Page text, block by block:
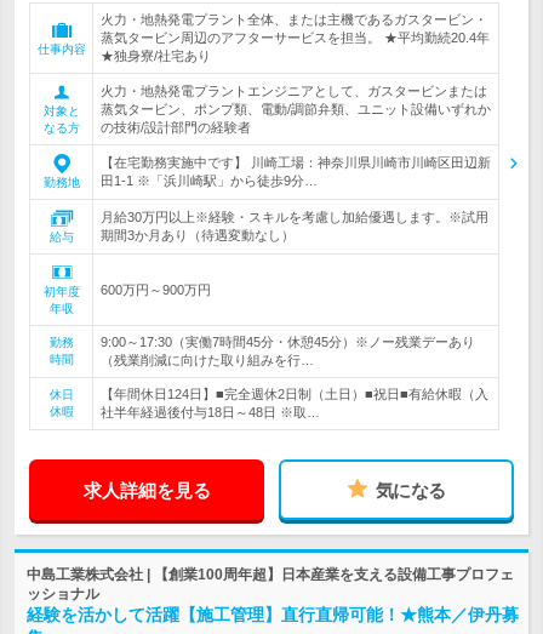
仕事内容
火力・地熱発電プラント全体、または主機であるガスタービン・
蒸気タービン周辺のアフターサービスを担当。 ★平均勤続20.4年
★独身寮/社宅あり
対象と
なる方
火力・地熱発電プラントエンジニアとして、ガスタービンまたは
蒸気タービン、ポンプ類、電動/調節弁類、ユニット設備いずれか
の技術/設計部門の経験者
勤務地
【在宅勤務実施中です】 川崎工場：神奈川県川崎市川崎区田辺新
田1-1 ※「浜川崎駅」から徒歩9分…
給与
月給30万円以上※経験・スキルを考慮し加給優遇します。※試用
期間3か月あり（待遇変動なし）
初年度
年収
600万円～900万円
勤務
時間
9:00～17:30（実働7時間45分・休憩45分）※ノー残業デーあり
（残業削減に向けた取り組みを行…
休日
休暇
【年間休日124日】■完全週休2日制（土日）■祝日■有給休暇（入
社半年経過後付与18日～48日 ※取…
求人詳細を見る 気になる
中島工業株式会社 | 【創業100周年超】日本産業を支える設備工事プロフェ
ッショナル
経験を活かして活躍【施工管理】直行直帰可能！★熊本／伊丹募